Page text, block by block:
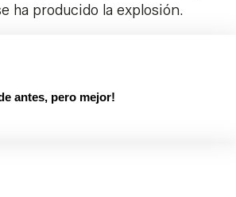
ha producido la explosión.
antes, pero mejor!